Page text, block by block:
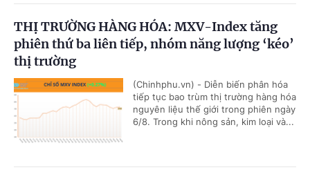
THỊ TRƯỜNG HÀNG HÓA: MXV-Index tăng
phiên thứ ba liên tiếp, nhóm năng lượng ‘kéo’
thị trường
(Chinhphu.vn) - Diễn biến phân hóa
tiếp tục bao trùm thị trường hàng hóa
nguyên liệu thế giới trong phiên ngày
6/8. Trong khi nông sản, kim loại và...